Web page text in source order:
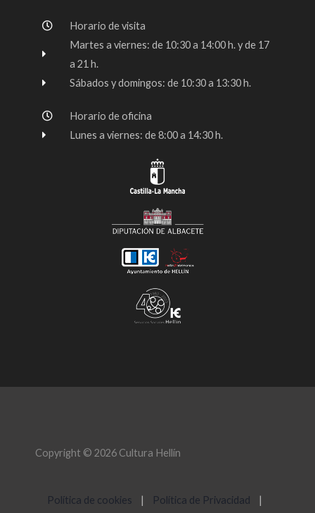
o
o
-
r
a
m
e
Horario de visita
Martes a viernes: de 10:30 a 14:00 h. y de 17
a 21 h.
Sábados y domingos: de 10:30 a 13:30 h.
Horario de oficina
Lunes a viernes: de 8:00 a 14:30 h.
Copyright © 2026 Cultura Hellín
Política de cookies | Política de Privacidad
|